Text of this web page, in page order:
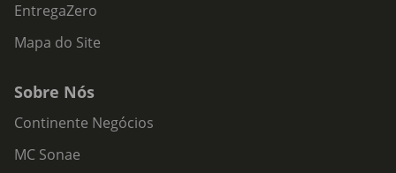
EntregaZero
Mapa do Site
Sobre Nós
Continente Negócios
MC Sonae